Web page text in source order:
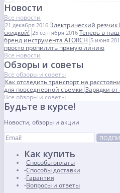
Новости
Все новости
21 декабря 2016 Электрический резчик
скидкой! 25 сентября 2016 Теперь в
бренд инструмента ATORCH 5 июня
просто пропилить прямую линию
Все новости
Обзоры и советы
Все обзоры и советы
Как отследить транспорт на
для повседневной съемки Зарядки
Все обзоры и советы
Будьте в курсе!
Новости, обзоры и акции
Как купить
Способы оплаты
Способы доставки
Гарантия
Вопросы и ответы